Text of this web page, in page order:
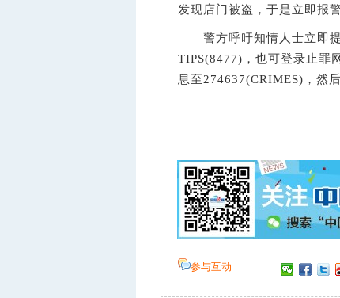
发现店门被盗，于是立即报
警方呼吁知情人士立即提
TIPS(8477)，也可登录止罪
息至274637(CRIMES)，然
参与互动